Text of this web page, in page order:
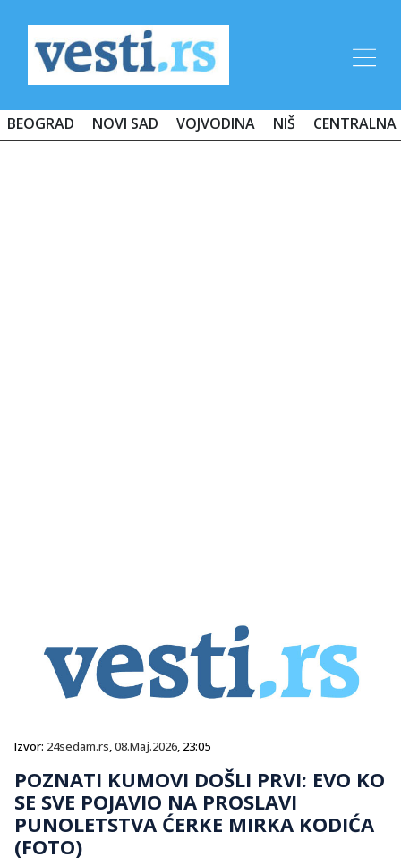
BEOGRAD NOVI SAD VOJVODINA NIŠ CENTRALNA
Izvor: 24sedam.rs,08.Maj.2026, 23:05
POZNATI KUMOVI DOŠLI PRVI: EVO KO
SE SVE POJAVIO NA PROSLAVI
PUNOLETSTVA ĆERKE MIRKA KODIĆA
(FOTO)